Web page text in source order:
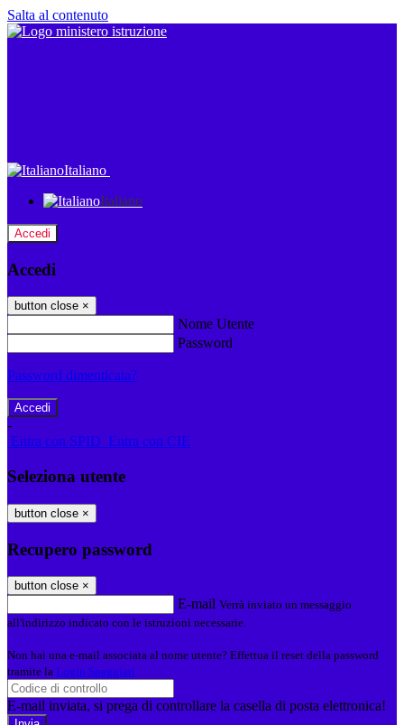
Salta al contenuto
Italiano
Italiano
Accedi
Accedi
button close ×
Nome Utente
Password
Password dimenticata?
-
Entra con SPID Entra con CIE
Seleziona utente
button close ×
Recupero password
button close ×
E-mail Verrà inviato un messaggio
all'indirizzo indicato con le istruzioni necessarie.
Non hai una e-mail associata al nome utente? Effettua il reset della password
tramite la Login Spaggiari
E-mail inviata, si prega di controllare la casella di posta elettronica!